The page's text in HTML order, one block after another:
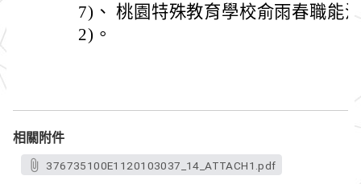
7)、 桃園特殊教育學校俞雨春職能
2)。
相關附件
376735100E1120103037_14_ATTACH1.pdf